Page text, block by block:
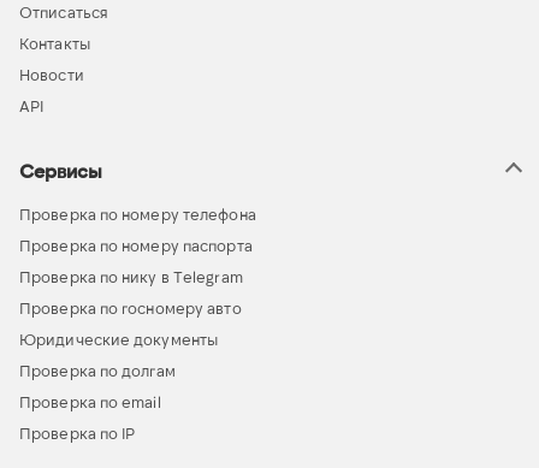
Отписаться
Контакты
Новости
API
Сервисы
Проверка по номеру телефона
Проверка по номеру паспорта
Проверка по нику в Telegram
Проверка по госномеру авто
Юридические документы
Проверка по долгам
Проверка по email
Проверка по IP